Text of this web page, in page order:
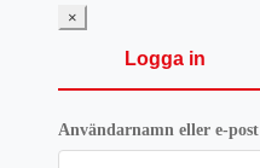
×
Logga in
Användarnamn eller e-post